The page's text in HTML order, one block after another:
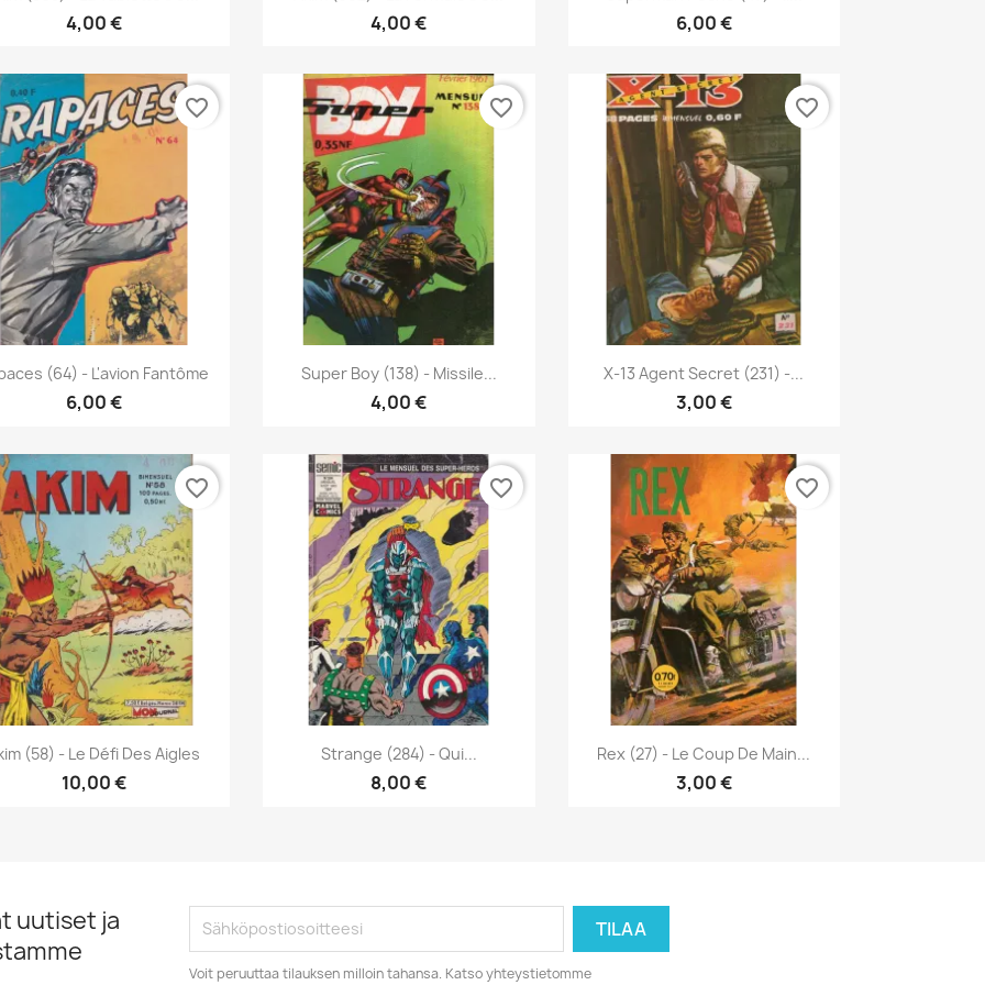
4,00 € 4,00 € 6,00 €
Pikakatselu
(64) - L'avion Fantôme
6,00 €
favorite_border
Pikakatselu
Super Boy (138) - Missile...
4,00 €
favorite_border
Pikakatselu
X-13 Agent Secret (231) -...
3,00 €
favorite_border
 Pikakatselu
(58) - Le Défi Des Aigles
10,00 €
favorite_border
Pikakatselu
Strange (284) - Qui...
8,00 €
favorite_border
Pikakatselu
Rex (27) - Le Coup De Main...
3,00 €
favorite_border
uutiset ja
Voit peruuttaa tilauksen milloin tahansa. Katso yhteystietomme